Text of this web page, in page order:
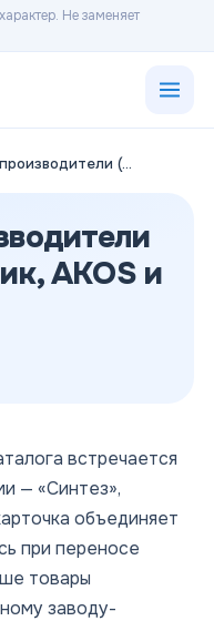
Не заменяет
Различные производители (Синтез, Биохимик, АКOS и др.)
АКOS и
встречается
— «Синтез»,
объединяет
при переносе
товары
заводу-